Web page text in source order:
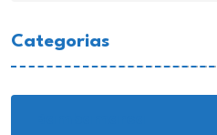
Categorias